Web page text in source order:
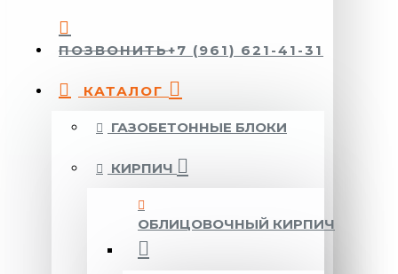
ПОЗВОНИТЬ+7 (961) 621-41-31
КАТАЛОГ
ГАЗОБЕТОННЫЕ БЛОКИ
КИРПИЧ
ОБЛИЦОВОЧНЫЙ КИРПИЧ